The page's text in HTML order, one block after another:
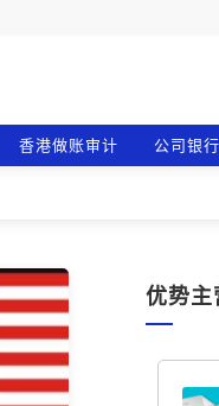
香港做账审计 公司银
优势主